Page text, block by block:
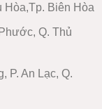
Hòa,Tp. Biên Hòa
Q. Thủ
P. An Lạc, Q.